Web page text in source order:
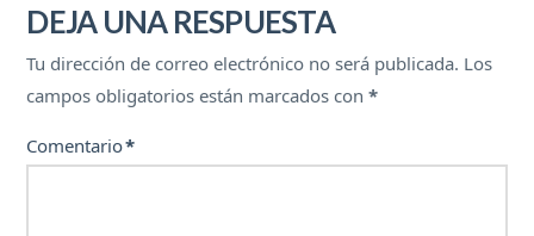
DEJA UNA RESPUESTA
Tu dirección de correo electrónico no será publicada. Los
campos obligatorios están marcados con*
Comentario*